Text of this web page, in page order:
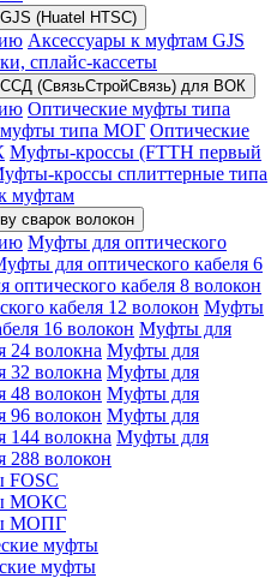
(Huatel HTSC)
Аксессуары к муфтам GJS
сплайс-кассеты
(СвязьСтройСвязь) для ВОК
Оптические муфты типа
муфты типа МОГ Оптические
Муфты-кроссы (FTTH первый
кроссы сплиттерные типа
муфтам
сварок волокон
Муфты для оптического
для оптического кабеля 6
кабеля 8 волокон
кабеля 12 волокон Муфты
16 волокон Муфты для
24 волокна Муфты для
32 волокна Муфты для
48 волокон Муфты для
96 волокон Муфты для
144 волокна Муфты для
288 волокон
FOSC
МОКС
МОПГ
муфты
муфты